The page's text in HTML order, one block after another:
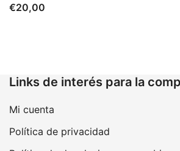
€20,00
Links de interés para la
Mi cuenta
Política de privacidad